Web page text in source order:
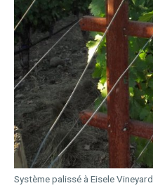
Système palissé à Eisele Vineyard